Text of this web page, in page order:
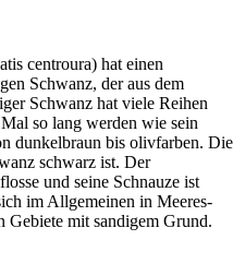
centroura) hat einen
Schwanz, der aus dem
Schwanz hat viele Reihen
so lang werden wie sein
dunkelbraun bis olivfarben. Die
schwarz ist. Der
und seine Schnauze ist
im Allgemeinen in Meeres-
Gebiete mit sandigem Grund.